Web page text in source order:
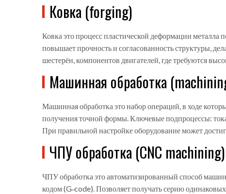
Ковка (forging)
Ковка это процесс пластической деформации металла
повышает прочность и согласованность структуры,
шестерён, компонентов двигателей, где требуются
Машинная обработка
Машинная обработка это набор операций, в ходе
получения точной формы. Ключевые подпроцессы:
При правильной настройке оборудование может
ЧПУ обработка (CNC machining)
ЧПУ обработка это автоматизированный способ
кодом (G‑code). Позволяет получать серию